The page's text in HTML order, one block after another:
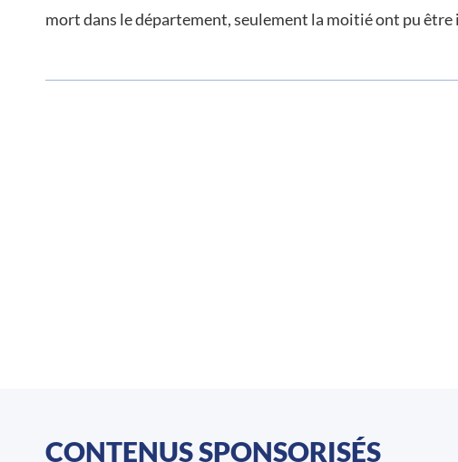
mort dans le département, seulement la moitié ont pu être
CONTENUS SPONSORISÉS